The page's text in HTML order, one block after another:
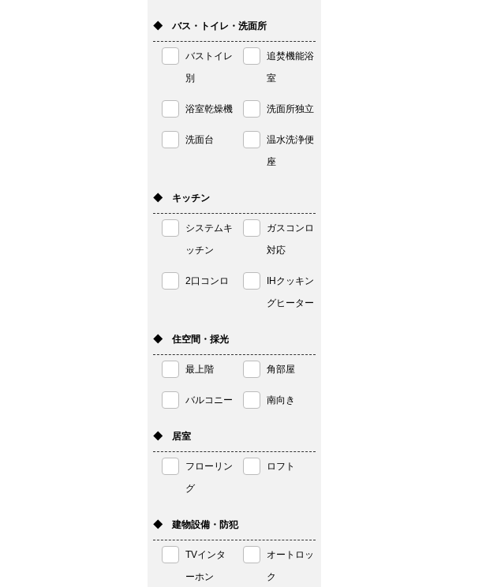
◆ バス・トイレ・洗面所
バストイレ
別
追焚機能浴
室
浴室乾燥機 洗面所独立
洗面台
温水洗浄便
座
◆ キッチン
システムキ
ッチン
ガスコンロ
対応
2口コンロ
IHクッキン
グヒーター
◆ 住空間・採光
最上階 角部屋
バルコニー 南向き
◆ 居室
フローリン
グ
ロフト
◆ 建物設備・防犯
TVインタ
ーホン
オートロッ
ク